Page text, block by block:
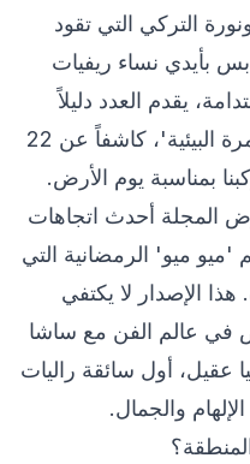
التركي التي تقود
بأيدي نساء ريفيات
يقدم العدد دليلاً
شاملاً تحت عنوان 'تقويم المغامرة البيئية'، كاشفاً عن 22
بمناسبة يوم الأرض.
المجلة أحدث اتجاهات
ميو' الرمضانية التي
هذا الإصدار لا يكتفي
في عالم الفن مع ساشا
عقيل، أول سائقة راليات
والجمال.